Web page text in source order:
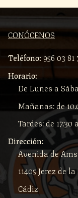
CONÓCENOS
Teléfono: 956 03 81
Horario:
De Lunes a
Mañanas: de
Tardes: de 17.30
Dirección:
Avenida de
11405 Jerez de
Cádiz